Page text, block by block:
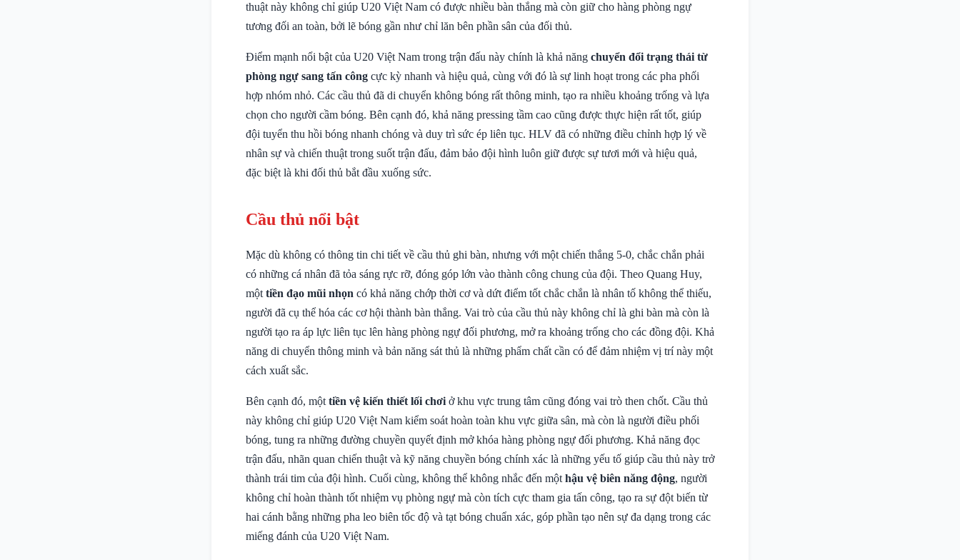
thuật này không chỉ giúp U20 Việt Nam có được nhiều bàn thắng mà còn giữ cho hàng phòng ngự
tương đối an toàn, bởi lẽ bóng gần như chỉ lăn bên phần sân của đối thủ.
Điểm mạnh nổi bật của U20 Việt Nam trong trận đấu này chính là khả năng chuyển đổi trạng thái từ
phòng ngự sang tấn công cực kỳ nhanh và hiệu quả, cùng với đó là sự linh hoạt trong các pha phối
hợp nhóm nhỏ. Các cầu thủ đã di chuyển không bóng rất thông minh, tạo ra nhiều khoảng trống và lựa
chọn cho người cầm bóng. Bên cạnh đó, khả năng pressing tầm cao cũng được thực hiện rất tốt, giúp
đội tuyển thu hồi bóng nhanh chóng và duy trì sức ép liên tục. HLV đã có những điều chỉnh hợp lý về
nhân sự và chiến thuật trong suốt trận đấu, đảm bảo đội hình luôn giữ được sự tươi mới và hiệu quả,
đặc biệt là khi đối thủ bắt đầu xuống sức.
Cầu thủ nổi bật
Mặc dù không có thông tin chi tiết về cầu thủ ghi bàn, nhưng với một chiến thắng 5-0, chắc chắn phải
có những cá nhân đã tỏa sáng rực rỡ, đóng góp lớn vào thành công chung của đội. Theo Quang Huy,
một tiền đạo mũi nhọn có khả năng chớp thời cơ và dứt điểm tốt chắc chắn là nhân tố không thể thiếu,
người đã cụ thể hóa các cơ hội thành bàn thắng. Vai trò của cầu thủ này không chỉ là ghi bàn mà còn là
người tạo ra áp lực liên tục lên hàng phòng ngự đối phương, mở ra khoảng trống cho các đồng đội. Khả
năng di chuyển thông minh và bản năng sát thủ là những phẩm chất cần có để đảm nhiệm vị trí này một
cách xuất sắc.
Bên cạnh đó, một tiền vệ kiến thiết lối chơi ở khu vực trung tâm cũng đóng vai trò then chốt. Cầu thủ
này không chỉ giúp U20 Việt Nam kiểm soát hoàn toàn khu vực giữa sân, mà còn là người điều phối
bóng, tung ra những đường chuyền quyết định mở khóa hàng phòng ngự đối phương. Khả năng đọc
trận đấu, nhãn quan chiến thuật và kỹ năng chuyền bóng chính xác là những yếu tố giúp cầu thủ này trở
thành trái tim của đội hình. Cuối cùng, không thể không nhắc đến một hậu vệ biên năng động, người
không chỉ hoàn thành tốt nhiệm vụ phòng ngự mà còn tích cực tham gia tấn công, tạo ra sự đột biến từ
hai cánh bằng những pha leo biên tốc độ và tạt bóng chuẩn xác, góp phần tạo nên sự đa dạng trong các
miếng đánh của U20 Việt Nam.